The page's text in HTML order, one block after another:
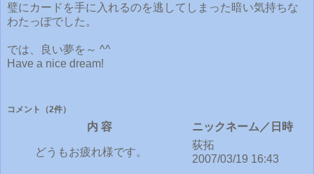
璧にカードを手に入れるのを逃してしまった暗い気持ちな
わたっぽでした。
では、良い夢を～ ^^
Have a nice dream!
コメント （2件）
内 容 ニックネーム／日時
どうもお疲れ様です。
荻拓
2007/03/19 16:43